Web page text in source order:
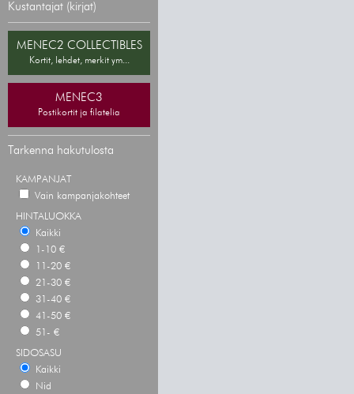
Kustantajat (kirjat)
MENEC2 COLLECTIBLES
Kortit, lehdet, merkit ym...
MENEC3
Postikortit ja filatelia
Tarkenna hakutulosta
KAMPANJAT
Vain kampanjakohteet
HINTALUOKKA
Kaikki
1-10 €
11-20 €
21-30 €
31-40 €
41-50 €
51- €
SIDOSASU
Kaikki
Nid